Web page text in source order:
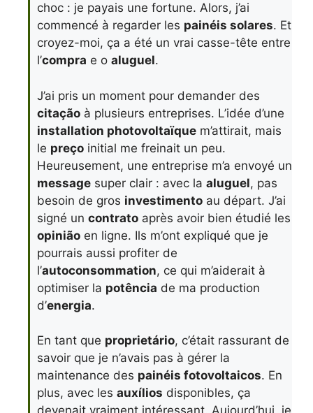
choc : je payais une fortune. Alors, j’ai
commencé à regarder les painéis solares. Et
croyez-moi, ça a été un vrai casse-tête entre
l’compra e o aluguel.
J’ai pris un moment pour demander des
citação à plusieurs entreprises. L’idée d’une
installation photovoltaïque m’attirait, mais
le preço initial me freinait un peu.
Heureusement, une entreprise m’a envoyé un
message super clair : avec la aluguel, pas
besoin de gros investimento au départ. J’ai
signé un contrato après avoir bien étudié les
opinião en ligne. Ils m’ont expliqué que je
pourrais aussi profiter de
l’autoconsommation, ce qui m’aiderait à
optimiser la potência de ma production
d’energia.
En tant que proprietário, c’était rassurant de
savoir que je n’avais pas à gérer la
maintenance des painéis fotovoltaicos. En
plus, avec les auxílios disponibles, ça